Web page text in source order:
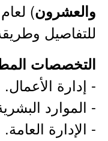
والعشرون
للتفاصيل
التخصصات
- إدارة الأعمال.
- الموارد
- الإدارة العامة.